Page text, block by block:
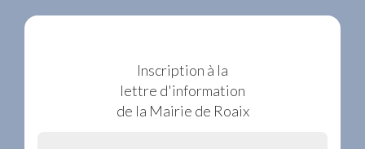
Inscription à la
lettre d'information
de la Mairie de Roaix